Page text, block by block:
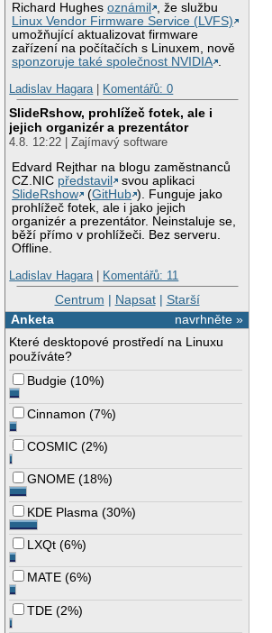
Richard Hughesoznámil
, že službu
Linux Vendor Firmware Service (LVFS)
umožňující aktualizovat firmware
zařízení na počítačích s Linuxem, nově
sponzoruje také společnost NVIDIA .
Ladislav Hagara| Komentářů: 0
SlideRshow, prohlížeč fotek, ale i
jejich organizér a prezentátor
4.8. 12:22 | Zajímavý software
Edvard Rejthar na blogu zaměstnanců
CZ.NIC představil
svou aplikaci
SlideRshow
(GitHub ). Funguje jako
prohlížeč fotek, ale i jako jejich
organizér a prezentátor. Neinstaluje se,
běží přímo v prohlížeči. Bez serveru.
Offline.
Ladislav Hagara| Komentářů: 11
Centrum | Napsat| Starší
navrhněte »
Anketa
Které desktopové prostředí na Linuxu
používáte?
Budgie (10%)
Cinnamon (7%)
COSMIC (2%)
GNOME (18%)
KDE Plasma (30%)
LXQt (6%)
MATE (6%)
TDE (2%)